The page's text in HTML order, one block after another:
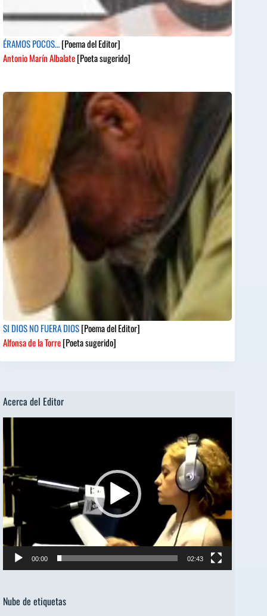
ÉRAMOS POCOS…[Poema del Editor]
Antonio Marín Albalate[Poeta sugerido]
SI DIOS NO FUERA DIOS[Poema del Editor]
Alfonsa de la Torre[Poeta sugerido]
Acerca del Editor
de
vídeo
00:00 02:43
Nube de etiquetas